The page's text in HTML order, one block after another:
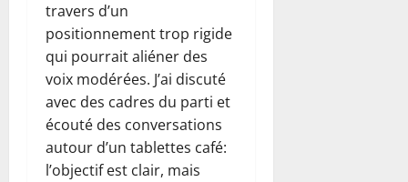
travers d’un
positionnement trop rigide
qui pourrait aliéner des
voix modérées. J’ai discuté
avec des cadres du parti et
écouté des conversations
autour d’un tablettes café:
l’objectif est clair, mais